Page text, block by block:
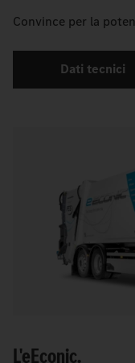
Convince per la
Dati tecnici
L'eEconic.